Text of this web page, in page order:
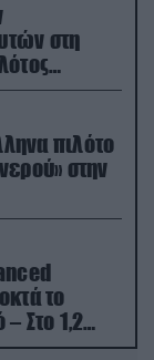
στη
πιλότο
στην
το
– Στο 1,2